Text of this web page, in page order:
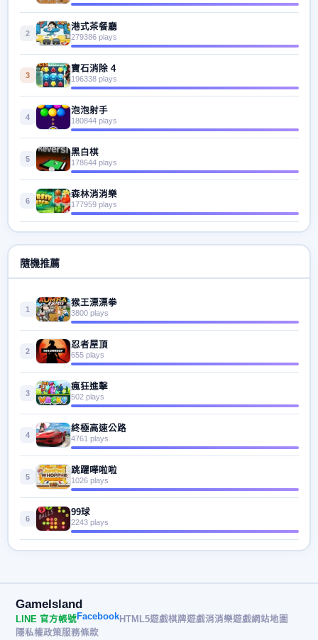
2
港式茶餐廳
279386 plays
3
寶石消除 4
196338 plays
4
泡泡射手
180844 plays
5
黑白棋
178644 plays
6
森林消消樂
177959 plays
隨機推薦
1
猴王漂漂拳
3800 plays
2
忍者屋頂
655 plays
3
瘋狂進擊
502 plays
4
終極高速公路
4761 plays
5
跳躍嘩啦啦
1026 plays
6
99球
2243 plays
GameIsland
LINE 官方帳號FacebookHTML5遊戲棋牌遊戲消消樂遊戲網站地圖
隱私權政策服務條款